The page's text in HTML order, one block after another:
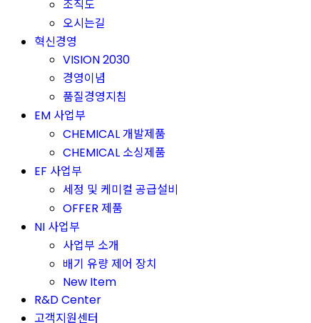
조직도
오시는길
혁신경영
VISION 2030
경영이념
품질경영지침
EM 사업부
CHEMICAL 개발제품
CHEMICAL 소싱제품
EF 사업부
세정 및 케미컬 공급설비
OFFER 제품
NI 사업부
사업부 소개
배기 유량 제어 장치
New Item
R&D Center
고객지원센터